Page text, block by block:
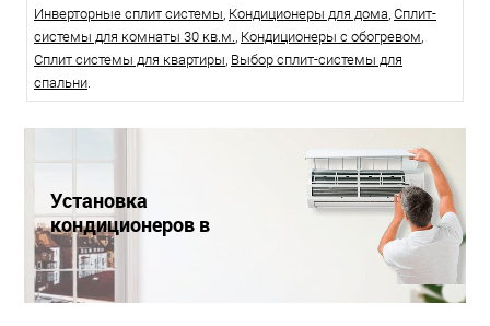
Инверторные сплит системы, Кондиционеры для дома, Сплит-
системы для комнаты 30 кв.м., Кондиционеры с обогревом,
Сплит системы для квартиры, Выбор сплит-системы для
спальни.
Установка
кондиционеров в
Краснодаре